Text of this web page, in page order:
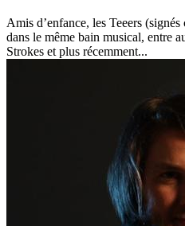
Amis d’enfance, les Teeers
dans le même bain musical, entre
Strokes et plus récemment...